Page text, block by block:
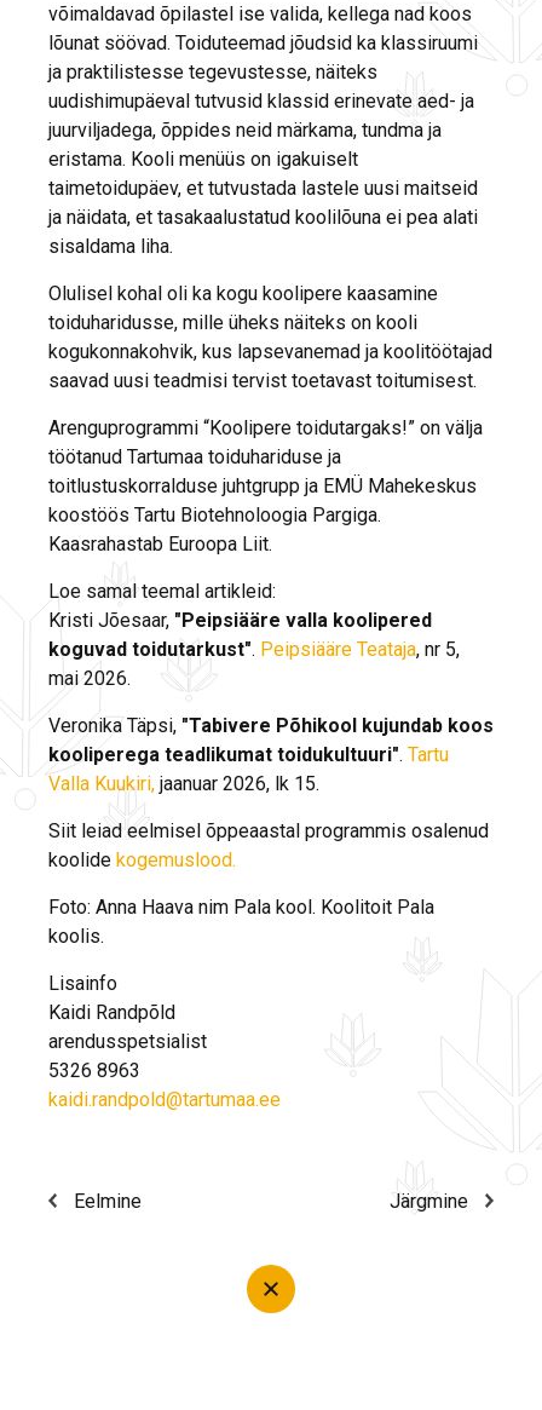
võimaldavad õpilastel ise valida, kellega nad koos
lõunat söövad. Toiduteemad jõudsid ka klassiruumi
ja praktilistesse tegevustesse, näiteks
uudishimupäeval tutvusid klassid erinevate aed- ja
juurviljadega, õppides neid märkama, tundma ja
eristama. Kooli menüüs on igakuiselt
taimetoidupäev, et tutvustada lastele uusi maitseid
ja näidata, et tasakaalustatud koolilõuna ei pea alati
sisaldama liha.
Olulisel kohal oli ka kogu koolipere kaasamine
toiduharidusse, mille üheks näiteks on kooli
kogukonnakohvik, kus lapsevanemad ja koolitöötajad
saavad uusi teadmisi tervist toetavast toitumisest.
Arenguprogrammi “Koolipere toidutargaks!” on välja
töötanud Tartumaa toiduhariduse ja
toitlustuskorralduse juhtgrupp ja EMÜ Mahekeskus
koostöös Tartu Biotehnoloogia Pargiga.
Kaasrahastab Euroopa Liit.
Loe samal teemal artikleid:
Kristi Jõesaar, "Peipsiääre valla koolipered
koguvad toidutarkust". Peipsiääre Teataja, nr 5,
mai 2026.
Veronika Täpsi, "Tabivere Põhikool kujundab koos
kooliperega teadlikumat toidukultuuri". Tartu
Valla Kuukiri, jaanuar 2026, lk 15.
Siit leiad eelmisel õppeaastal programmis osalenud
koolide kogemuslood.
Foto: Anna Haava nim Pala kool. Koolitoit Pala
koolis.
Lisainfo
Kaidi Randpõld
arendusspetsialist
5326 8963
kaidi.randpold@tartumaa.ee
Eelmine Järgmine